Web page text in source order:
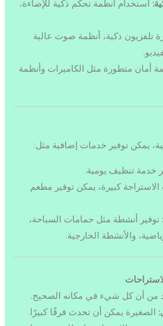
استخدام أنظمة تحكم ذكية للإضاءة،
تلفزيون ذكية، أنظمة صوت عالية
أمان متطورة مثل الكاميرات وأنظمة
يمكن توفير خدمات إضافية مثل:
خدمة تنظيف يومية.
الاستراحة كبيرة، يمكن توفير مطعم
توفير أنشطة مثل حمامات السباحة،
والأنشطة الخارجية.
من أن كل شيء في مكانه الصحيح.
الصغيرة يمكن أن تحدث فرقًا كبيرًا.